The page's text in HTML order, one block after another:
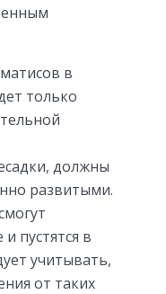
в
только
должны
развитыми.
пустятся в
учитывать,
от таких